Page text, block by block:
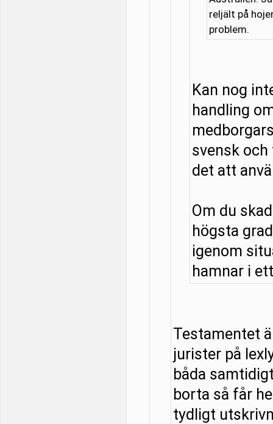
reljält på
problem.
Kan nog
handling
svensk
det att
Om du
högsta
igenom
hamnar i
Testamentet
jurister på
båda
borta så får
tydligt